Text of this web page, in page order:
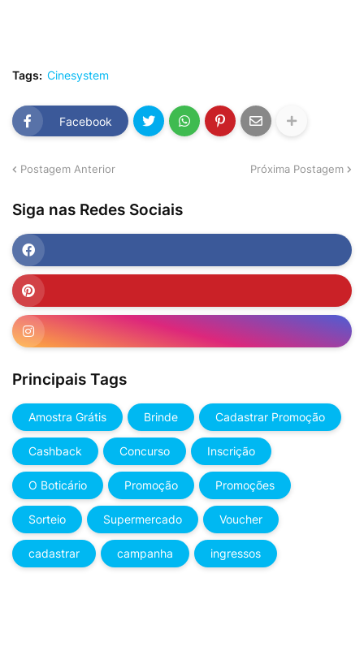
Tags: Cinesystem
Facebook
Postagem Anterior Próxima Postagem
Siga nas Redes Sociais
Principais Tags
Amostra Grátis Brinde Cadastrar Promoção
Cashback Concurso Inscrição
O Boticário Promoção Promoções
Sorteio Supermercado Voucher
cadastrar campanha ingressos